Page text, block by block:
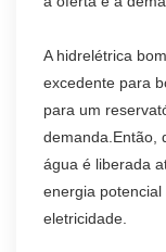
A hidrelétrica
excedente para
para um
demanda.Então,
água é liberada
energia
eletricidade.